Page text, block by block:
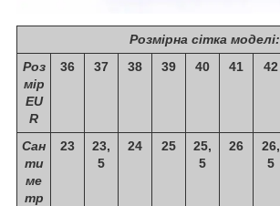
Розмірна сітка моделі:
Роз
мір
EU
R
36 37 38 39 40 41 42
Сан
ти
ме
тр
23
23,
5
24 25
25,
5
26
26,
5